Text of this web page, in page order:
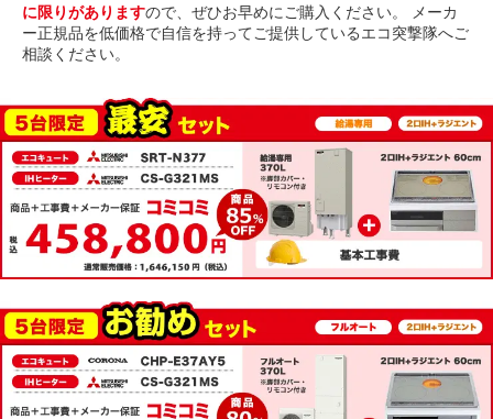
に限りがありますので、ぜひお早めにご購入ください。 メーカ
ー正規品を低価格で自信を持ってご提供しているエコ突撃隊へご
相談ください。